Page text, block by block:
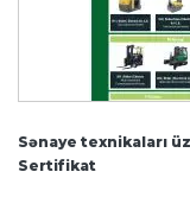
Sənaye texnikaları
Sertifikat